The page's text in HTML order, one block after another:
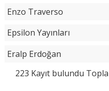
Enzo Traverso
Epsilon Yayınları
Eralp Erdoğan
223 Kayıt bulundu